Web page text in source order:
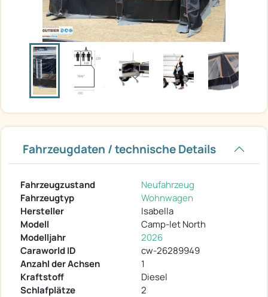
Fahrzeugdaten / technische Details
Fahrzeugzustand
Neufahrzeug
Fahrzeugtyp
Wohnwagen
Hersteller
Isabella
Modell
Camp-let North
Modelljahr
2026
Caraworld ID
cw-26289949
Anzahl der Achsen
1
Kraftstoff
Diesel
Schlafplätze
2